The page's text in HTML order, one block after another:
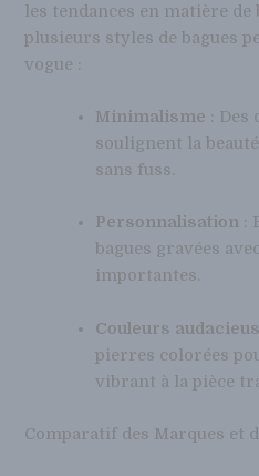
les tendances en matière de
plusieurs styles de bagues
vogue :
Minimalisme : Des
soulignent la
sans fuss.
Personnalisation :
bagues gravées
importantes.
Couleurs
pierres colorées
vibrant à la pièce
Comparatif des Marques et